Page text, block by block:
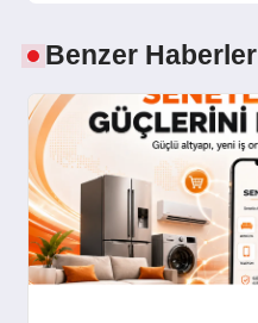
EKONOMI
DÜNYA
Benzer Haberler